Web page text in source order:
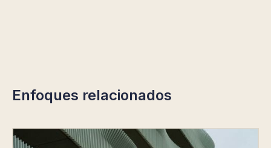
Enfoques relacionados